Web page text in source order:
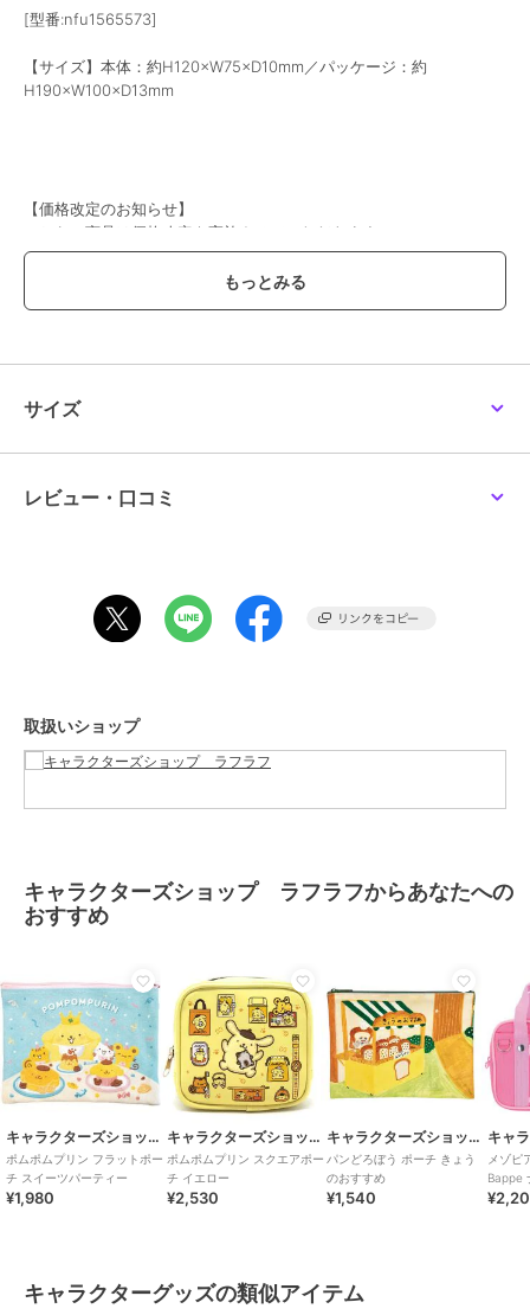
[型番:nfu1565573]
【サイズ】本体：約H120×W75×D10mm／パッケージ：約
H190×W100×D13mm
【価格改定のお知らせ】
こちらの商品は価格改定を実施させていただきます。
お届けする商品についているタグが旧価格の場合がございますが
現在表示されているサイト表示価格が正しい販売価格です｡
予めご了承いただきますよう､お願い申し上げます｡
さい。
この商品は、不良品のみ返品を承ります
フ
商品カテゴリ
ステーショナリー・バラエティ雑
メンズ
貨 ／キャラクターグッズ
サイズ ★★
サイズ
レビュー・口コミ
取扱いショップ
キャラクターズショップ ラフラフからあなたへの
おすすめ
キャラクターズショップ ラフラフ
ポムポムプリン フラットポー
チ スイーツパーティー
¥1,980
キャラクターズショップ ラフラフ
ポムポムプリン スクエアポー
チ イエロー
¥2,530
キャラクターズショップ ラフラフ
パンどろぼう ポーチ きょう
のおすすめ
¥1,540
メゾピ
Bappe
After
キャラクターグッズの類似アイテム